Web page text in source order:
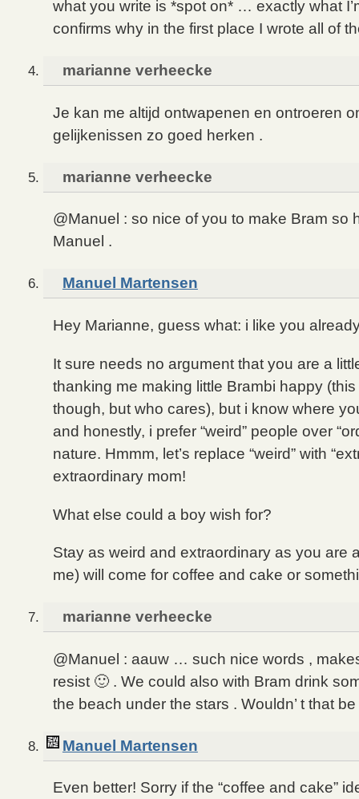
what you write is *spot on* … exactly what
confirms why in the first place I wrote all of
marianne verheecke
Je kan me altijd ontwapenen en ontroeren
gelijkenissen zo goed herken .
marianne verheecke
@Manuel : so nice of you to make Bram so
Manuel .
Manuel Martensen
Hey Marianne, guess what: i like you
It sure needs no argument that you are a
thanking me making little Brambi happy
though, but who cares), but i know where
and honestly, i prefer “weird” people over
nature. Hmmm, let’s replace “weird” with
extraordinary mom!
What else could a boy wish for?
Stay as weird and extraordinary as you are
me) will come for coffee and cake or
marianne verheecke
@Manuel : aauw … such nice words ,
resist 🙂 . We could also with Bram drink
the beach under the stars . Wouldn’ t that
Manuel Martensen
Even better! Sorry if the “coffee and cake”